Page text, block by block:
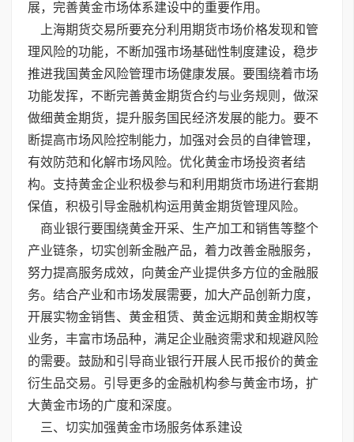
展，完善黄金市场体系建设中的重要作用。
上海期货交易所要充分利用期货市场价格发现和管
理风险的功能，不断加强市场基础性制度建设，稳步
推进我国黄金风险管理市场健康发展。要围绕着市场
功能发挥，不断完善黄金期货合约与业务规则，做深
做细黄金期货，提升服务国民经济发展的能力。要不
断提高市场风险控制能力，加强对会员的自律管理，
有效防范和化解市场风险。优化黄金市场投资者结
构。支持黄金企业积极参与和利用期货市场进行套期
保值，积极引导金融机构运用黄金期货管理风险。
商业银行要围绕黄金开采、生产加工和销售等整个
产业链条，切实创新金融产品，着力改善金融服务，
努力提高服务成效，向黄金产业提供多方位的金融服
务。结合产业和市场发展需要，加大产品创新力度，
开展实物金销售、黄金租赁、黄金远期和黄金期权等
业务，丰富市场品种，满足企业融资需求和规避风险
的需要。鼓励和引导商业银行开展人民币报价的黄金
衍生品交易。引导更多的金融机构参与黄金市场，扩
大黄金市场的广度和深度。
三、切实加强黄金市场服务体系建设